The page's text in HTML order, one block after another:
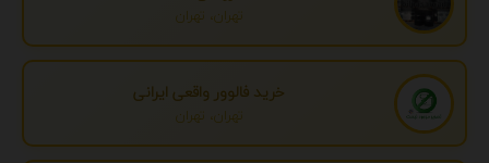
تهران، تهران
خرید فالوور واقعی ایرانی
تهران، تهران